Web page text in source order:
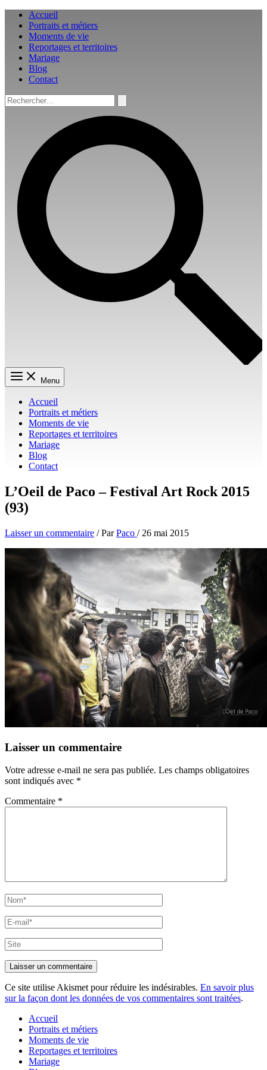
Aller
contenu
Accueil
Portraits et métiers
Moments de vie
Reportages et territoires
Mariage
Blog
Contact
Rechercher :
Menu
Accueil
Portraits et métiers
Moments de vie
Reportages et territoires
Mariage
Blog
Contact
L’Oeil de Paco – Festival Art Rock 2015
(93)
Laisser un commentaire / ParPaco / 26 mai 2015
Laisser un commentaire
Votre adresse e-mail ne sera pas publiée. Les champs obligatoires
sont indiqués avec *
Commentaire *
Nom*
E-
mail*
Site
Ce site utilise Akismet pour réduire les indésirables. En savoir plus
sur la façon dont les données de vos commentaires sont traitées.
Accueil
Portraits et métiers
Moments de vie
Reportages et territoires
Mariage